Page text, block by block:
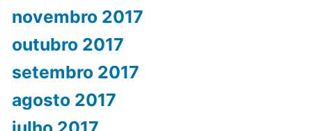
novembro 2017
outubro 2017
setembro 2017
agosto 2017